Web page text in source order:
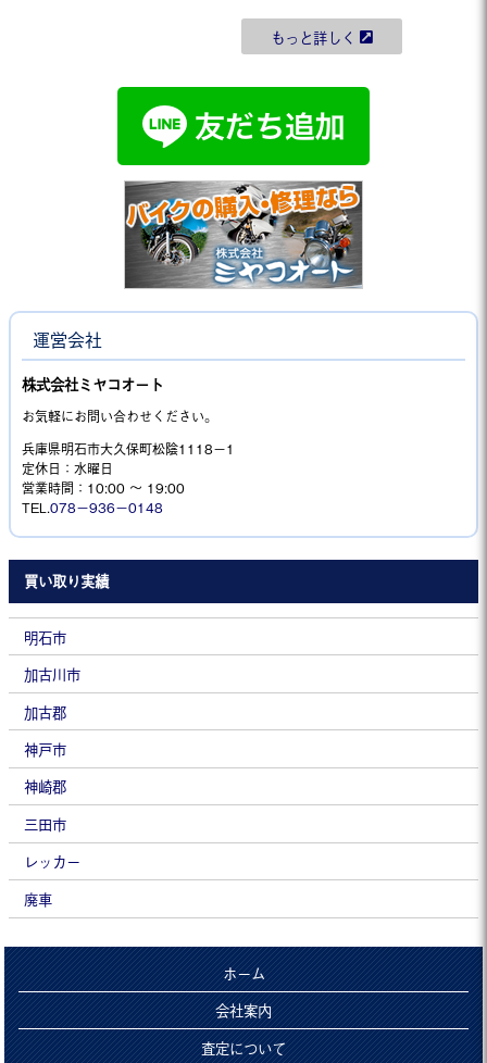
もっと詳しく
運営会社
株式会社ミヤコオート
お気軽にお問い合わせください。
兵庫県明石市大久保町松陰1118−1
定休日：水曜日
営業時間：10:00 ～ 19:00
TEL.078－936－0148
買い取り実績
明石市
加古川市
加古郡
神戸市
神崎郡
三田市
レッカー
廃車
ホーム
会社案内
査定について